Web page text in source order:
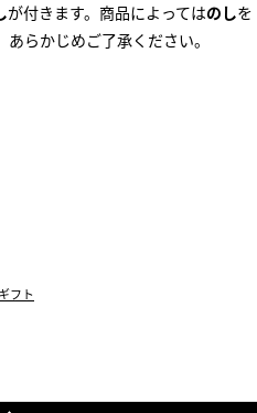
が付きます。商品によってはのしを
らかじめご了承ください。
フト